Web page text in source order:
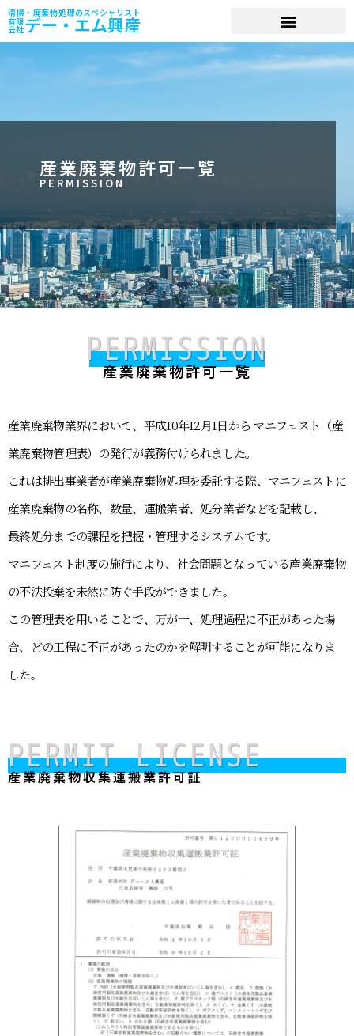
清掃・廃棄物処理のスペシャリスト
有限
会社デー・エム興産
産業廃棄物許可一覧
PERMISSION
PERMISSION
産業廃棄物許可一覧
産業廃棄物業界において、平成10年12月1日から マニフェスト（産
業廃棄物管理表）の発行が義務付けられました。
これは排出事業者が産業廃棄物処理を委託する際、マニフェストに
産業廃棄物の名称、数量、運搬業者、処分業者などを記載し、
最終処分までの課程を把握・管理するシステムです。
マニフェスト制度の施行により、社会問題となっている産業廃棄物
の不法投棄を未然に防ぐ手段ができました。
この管理表を用いることで、万が一、処理過程に不正があった場
合、どの工程に不正があったのかを解明することが可能になりま
した。
PERMIT LICENSE
産業廃棄物収集運搬業許可証